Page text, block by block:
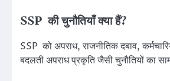
SSP की चुनौतियाँ क्या हैं?
SSP को अपराध, राजनीतिक दबाव,
बदलती अपराध प्रकृति जैसी चुनौतियों का